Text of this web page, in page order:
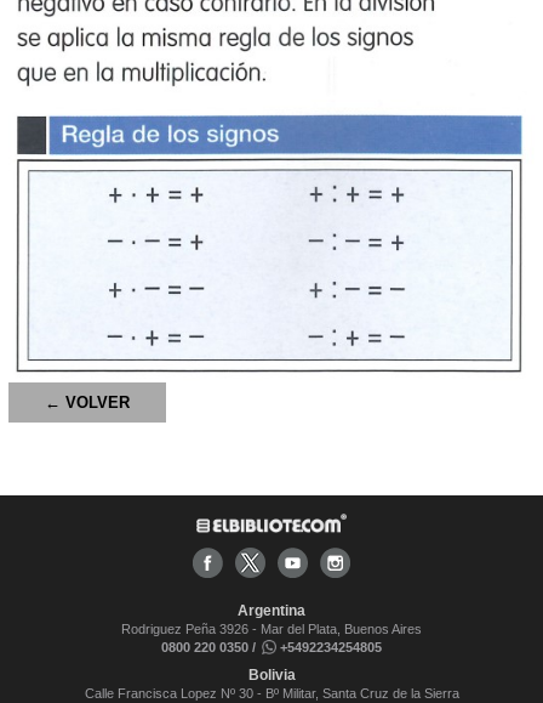
← VOLVER
Argentina
Rodriguez Peña 3926 - Mar del Plata, Buenos Aires
0800 220 0350 /
+5492234254805
Bolivia
Calle Francisca Lopez Nº 30 - Bº Militar, Santa Cruz de la Sierra